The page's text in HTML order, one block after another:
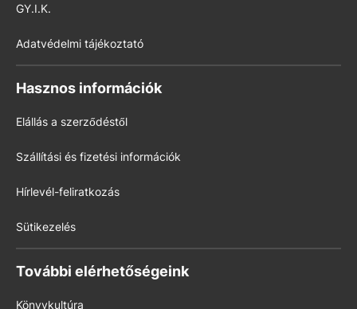
GY.I.K.
Adatvédelmi tájékoztató
Hasznos információk
Elállás a szerződéstől
Szállítási és fizetési információk
Hírlevél-feliratkozás
Sütikezelés
További elérhetőségeink
Könyvkultúra